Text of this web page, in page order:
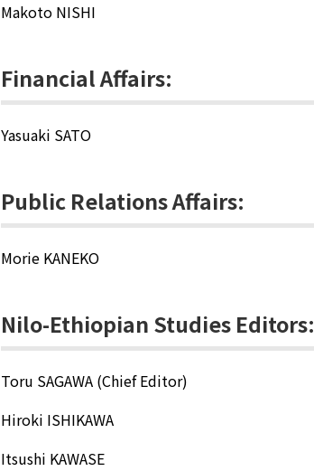
Makoto NISHI
Financial Affairs:
Yasuaki SATO
Public Relations Affairs:
Morie KANEKO
Nilo-Ethiopian Studies Editors:
Toru SAGAWA (Chief Editor)
Hiroki ISHIKAWA
Itsushi KAWASE